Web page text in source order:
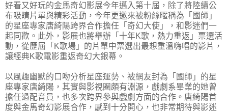
好看又好玩的金馬奇幻影展今年邁入第十屆，除了將陸續公
布吸睛片單與精彩活動，今年更邀來被粉絲暱稱為「國師」
的星座專家唐綺陽跨界合作擔任「奇幻大使」，和影迷們一
起同歡。此外，影展也將舉辦「十年K歌，熱力重返」票選活
動，從歷屆「K歌場」的片單中票選出最想重溫嗨唱的影片，
讓經典K歌電影重返奇幻大銀幕。
以風趣幽默的口吻分析星座運勢、被網友封為「國師」的星
座專家唐綺陽，其實與影視圈頗有淵源，戲劇系畢業的她曾
擔任過配音員，也多次跨界參與戲劇方面的合作。唐綺陽首
度與金馬奇幻影展合作，感到十分開心，也非常期待與影迷